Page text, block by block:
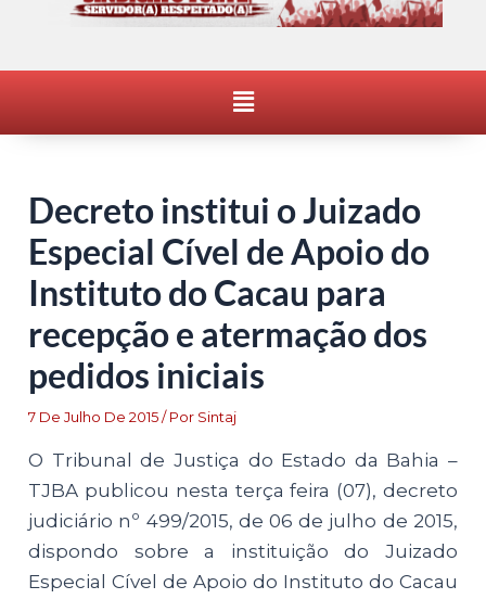
Menu
Decreto institui o Juizado
Especial Cível de Apoio do
Instituto do Cacau para
recepção e atermação dos
pedidos iniciais
7 De Julho De 2015/ Por Sintaj
O Tribunal de Justiça do Estado da Bahia –
TJBA publicou nesta terça feira (07), decreto
judiciário nº 499/2015, de 06 de julho de 2015,
dispondo sobre a instituição do Juizado
Especial Cível de Apoio do Instituto do Cacau